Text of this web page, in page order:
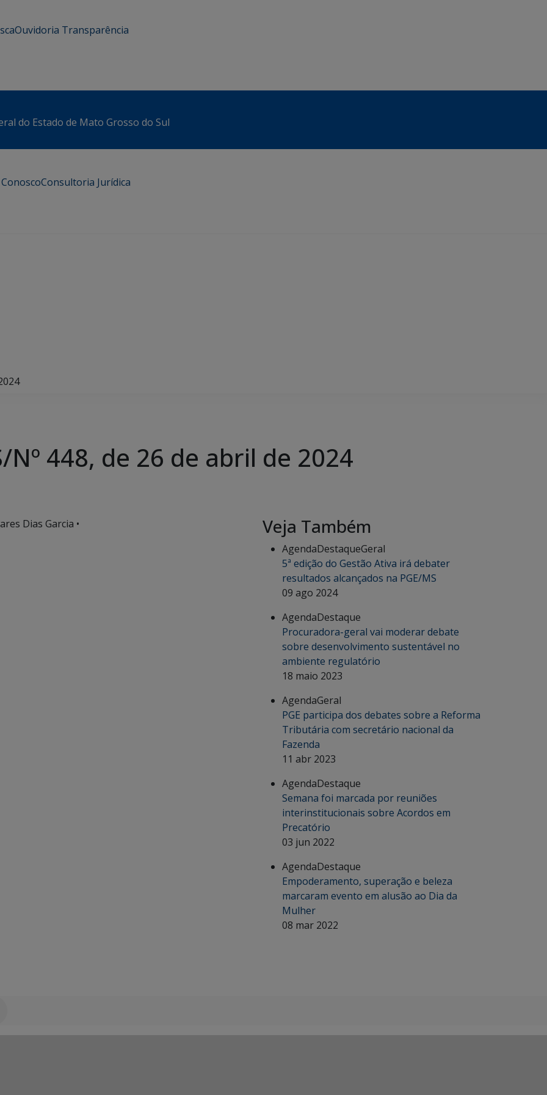
Ouvidoria Transparência
do Estado de Mato Grosso do Sul
Consultoria Jurídica
Nº 448, de 26 de abril de 2024
Dias Garcia •
Veja Também
AgendaDestaqueGeral
5ª edição do Gestão Ativa irá debater
resultados alcançados na PGE/MS
09 ago 2024
AgendaDestaque
Procuradora-geral vai moderar debate
sobre desenvolvimento sustentável no
ambiente regulatório
18 maio 2023
AgendaGeral
PGE participa dos debates sobre a Reforma
Tributária com secretário nacional da
Fazenda
11 abr 2023
AgendaDestaque
Semana foi marcada por reuniões
interinstitucionais sobre Acordos em
Precatório
03 jun 2022
AgendaDestaque
Empoderamento, superação e beleza
marcaram evento em alusão ao Dia da
Mulher
08 mar 2022